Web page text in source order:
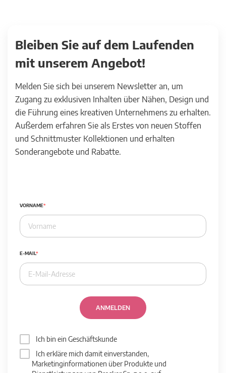
Bleiben Sie auf dem Laufenden
mit unserem Angebot!
Melden Sie sich bei unserem Newsletter an, um
Zugang zu exklusiven Inhalten über Nähen, Design und
die Führung eines kreativen Unternehmens zu erhalten.
Außerdem erfahren Sie als Erstes von neuen Stoffen
und Schnittmuster Kollektionen und erhalten
Sonderangebote und Rabatte.
VORNAME
E-MAIL
ANMELDEN
Ich bin ein Geschäftskunde
Ich erkläre mich damit einverstanden,
Marketinginformationen über Produkte und